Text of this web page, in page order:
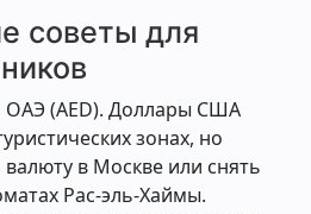
советы для
ОАЭ (AED). Доллары США
зонах, но
в Москве или снять
Рас-эль-Хаймы.